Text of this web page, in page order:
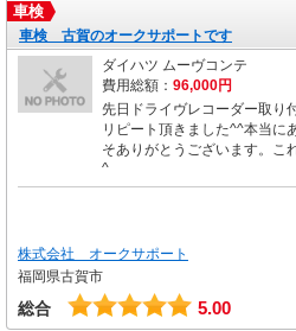
車検
車検 古賀のオークサポートです
ダイハツ ムーヴコンテ
費用総額： 96,000円
先日ドライヴレコーダー取り
リピート頂きました^^本当に
そありがとうございます。こ
^
株式会社 オークサポート
福岡県古賀市
総合 5.00